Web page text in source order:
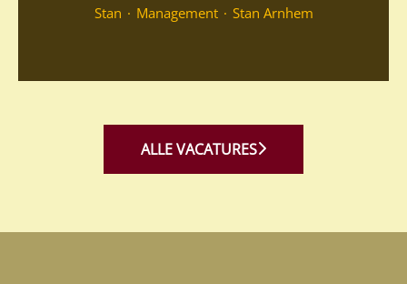
Stan · Management · Stan Arnhem
ALLE VACATURES